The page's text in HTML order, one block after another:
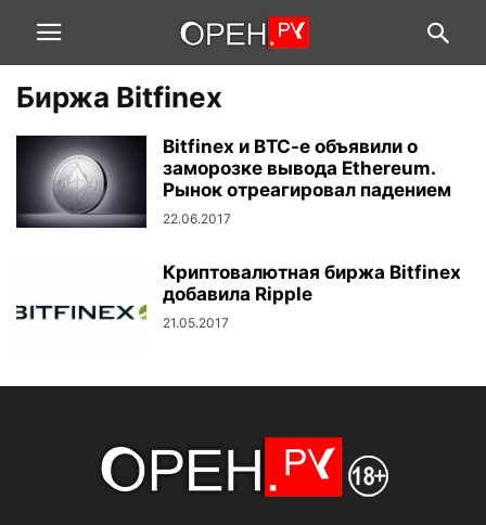
Биржа Bitfinex
Bitfinex и BTC-e объявили о
заморозке вывода Ethereum.
Рынок отреагировал падением
22.06.2017
Криптовалютная биржа Bitfinex
добавила Ripple
21.05.2017